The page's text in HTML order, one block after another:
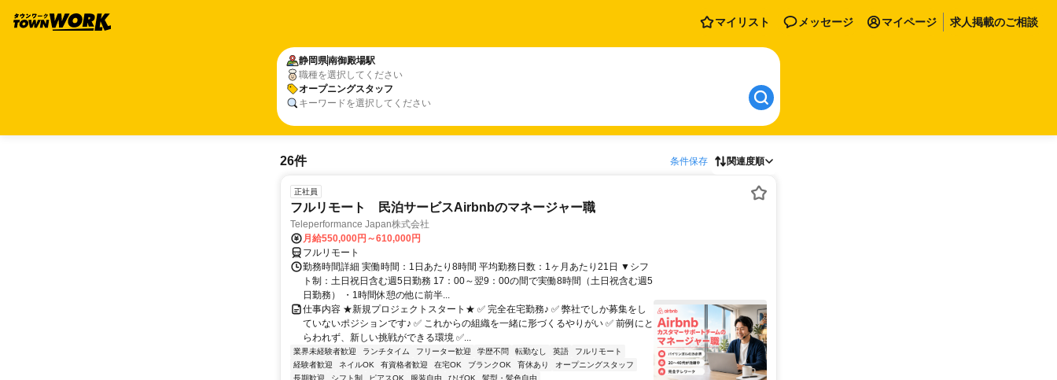
マイリスト メッセージ マイページ 求人掲載のご相談
静岡県南御殿場駅
職種を選択してください
オープニングスタッフ
キーワードを選択してください
26件 条件保存 関連度順
正社員
フルリモート 民泊サービスAirbnbのマネージャー職
Teleperformance Japan株式会社
月給550,000円～610,000円
フルリモート
勤務時間詳細 実働時間：1日あたり8時間 平均勤務日数：1ヶ月あたり21日 ▼シフ
ト制：土日祝日含む週5日勤務 17：00～翌9：00の間で実働8時間（土日祝含む週5
日勤務） ・1時間休憩の他に前半...
仕事内容 ★新規プロジェクトスタート★ ✅ 完全在宅勤務♪ ✅ 弊社でしか募集をし
ていないポジションです♪ ✅ これからの組織を一緒に形づくるやりがい ✅ 前例にと
らわれず、新しい挑戦ができる環境 ✅...
業界未経験者歓迎 ランチタイム フリーター歓迎 学歴不問 転勤なし 英語
フルリモート
経験者歓迎
ネイルOK 有資格者歓迎 在宅OK ブランクOK 育休あり
オープニングスタッフ
長期歓迎
シフト制 ピアスOK 服装自由 ひげOK 髪型・髪色自由